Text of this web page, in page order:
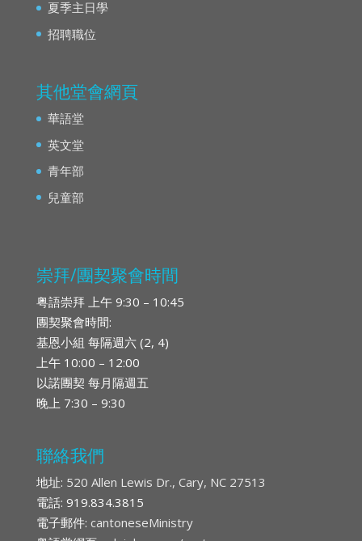
夏季主日學
招聘職位
其他堂會網頁
華語堂
英文堂
青年部
兒童部
崇拜/團契聚會時間
粤語崇拜 上午 9:30 – 10:45
團契聚會時間:
基恩小組 每隔週六 (2, 4)
上午 10:00 – 12:00
以諾團契 每月隔週五
晚上 7:30 – 9:30
聯絡我們
地址: 520 Allen Lewis Dr., Cary, NC 27513
電話: 919.834.3815
電子郵件: cantoneseMinistry